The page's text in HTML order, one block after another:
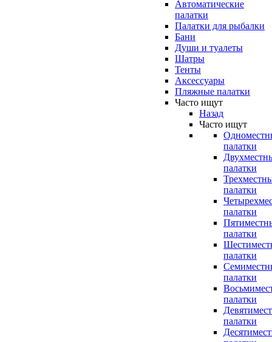
Автоматические
палатки
Палатки для рыбалки
Бани
Души и туалеты
Шатры
Тенты
Аксессуары
Пляжные палатки
Часто ищут
Назад
Часто ищут
палатки
палатки
палатки
палатки
палатки
палатки
палатки
палатки
палатки